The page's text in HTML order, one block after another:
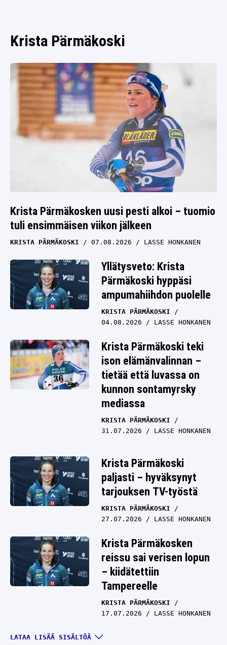
Krista Pärmäkoski
Krista Pärmäkosken uusi pesti alkoi – tuomio
tuli ensimmäisen viikon jälkeen
KRISTA PÄRMÄKOSKI 07.08.2026 LASSE HONKANEN
Yllätysveto: Krista
Pärmäkoski hyppäsi
ampumahiihdon puolelle
KRISTA PÄRMÄKOSKI
04.08.2026
LASSE HONKANEN
Krista Pärmäkoski teki
ison elämänvalinnan –
tietää että luvassa on
kunnon sontamyrsky
mediassa
KRISTA PÄRMÄKOSKI
31.07.2026
LASSE HONKANEN
Krista Pärmäkoski
paljasti – hyväksynyt
tarjouksen TV-työstä
KRISTA PÄRMÄKOSKI
27.07.2026
LASSE HONKANEN
Krista Pärmäkosken
reissu sai verisen lopun
– kiidätettiin
Tampereelle
KRISTA PÄRMÄKOSKI
17.07.2026
LASSE HONKANEN
Krista Pärmäkoskelta
LATAA LISÄÄ SISÄLTÖÄ